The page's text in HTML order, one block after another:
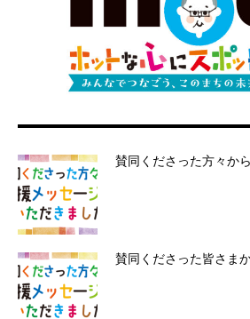
賛同くださった方々か
賛同くださった皆さま